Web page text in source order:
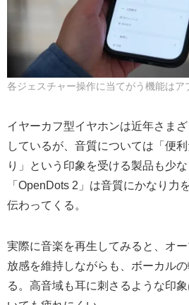
各ジェスチャー操作に当てがう機能はア
イヤーカフ型イヤホンは近年さま
しているが、音質については「便
り」という印象を受ける製品も少な
「OpenDots 2」は音質にかなり力
伝わってくる。
実際に音楽を再生してみると、オ
放感を維持しながらも、ボーカル
る。高音域も耳に刺さるような印